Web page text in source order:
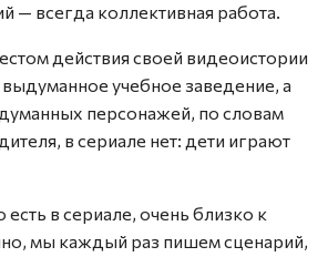
— всегда коллективная работа.
действия своей видеоистории
учебное заведение, а
персонажей, по словам
в сериале нет: дети играют
в сериале, очень близко к
мы каждый раз пишем сценарий,